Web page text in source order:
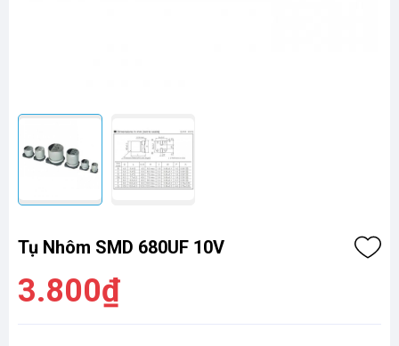
Tụ Nhôm SMD 680UF 10V
3.800₫